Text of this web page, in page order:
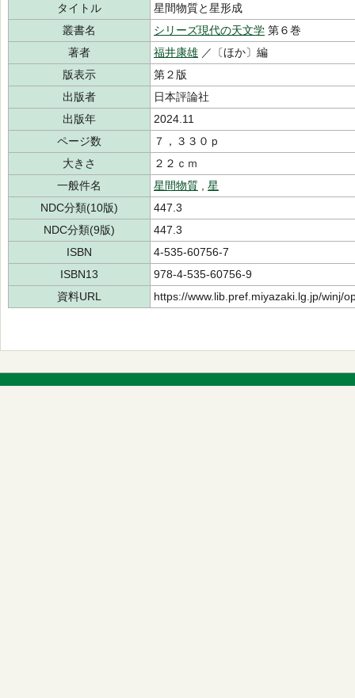
タイトル
星間物質と星形成
叢書名
シリーズ現代の天文学 第６巻
著者
福井康雄 ／〔ほか〕編
版表示
第２版
出版者
日本評論社
出版年
2024.11
ページ数
７，３３０ｐ
大きさ
２２ｃｍ
一般件名
星間物質
星
NDC分類(10版)
447.3
NDC分類(9版)
447.3
ISBN
4-535-60756-7
ISBN13
978-4-535-60756-9
資料URL
https://www.lib.pref.miyazaki.lg.jp/winj/